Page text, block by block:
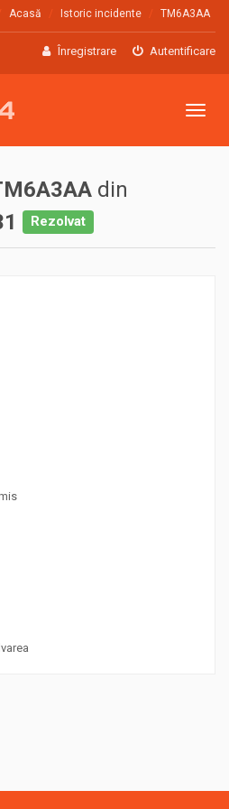
Acasă Istoric incidente TM6A3AA
Înregistrare Autentificare
Meniu
din
Rezolvat